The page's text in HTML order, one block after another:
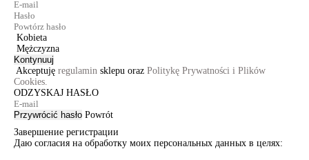
Kobieta
Mężczyzna
Kontynuuj
Akceptuję regulamin sklepu oraz Politykę Prywatności i Plików
Cookies.
ODZYSKAJ HASŁO
Przywrócić hasło Powrót
Завершение регистрации
Даю согласия на обработку моих персональных данных в целях: